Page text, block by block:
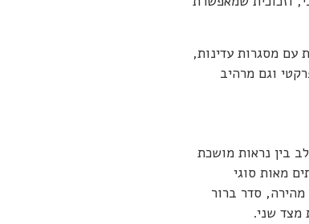
עם מסגרות עדינות,
וגם מרהיב
בין נראות מושכת
מאות סוגי
מהירה, סדר ברור
מצד שני.